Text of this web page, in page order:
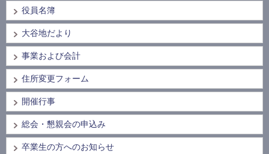
役員名簿
大谷地だより
事業および会計
住所変更フォーム
開催行事
総会・懇親会の申込み
卒業生の方へのお知らせ